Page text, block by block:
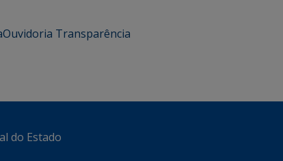
Ouvidoria Transparência
do Estado